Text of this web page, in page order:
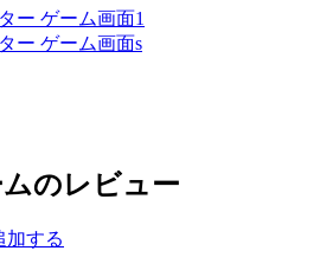
のレビュー
加する